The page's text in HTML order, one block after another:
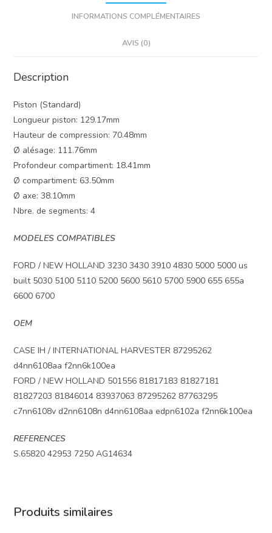
INFORMATIONS COMPLÉMENTAIRES
AVIS (0)
Description
Piston (Standard)
Longueur piston: 129.17mm
Hauteur de compression: 70.48mm
Ø alésage: 111.76mm
Profondeur compartiment: 18.41mm
Ø compartiment: 63.50mm
Ø axe: 38.10mm
Nbre. de segments: 4
MODELES COMPATIBLES
FORD / NEW HOLLAND 3230 3430 3910 4830 5000 5000 us
built 5030 5100 5110 5200 5600 5610 5700 5900 655 655a
6600 6700
OEM
CASE IH / INTERNATIONAL HARVESTER 87295262
d4nn6108aa f2nn6k100ea
FORD / NEW HOLLAND 501556 81817183 81827181
81827203 81846014 83937063 87295262 87763295
c7nn6108v d2nn6108n d4nn6108aa edpn6102a f2nn6k100ea
REFERENCES
S.65820 42953 7250 AG14634
Produits similaires